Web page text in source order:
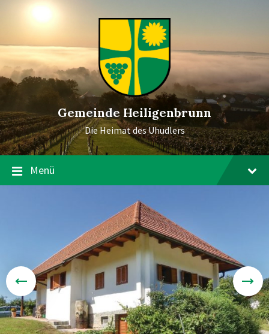
Gemeinde Heiligenbrunn
Die Heimat des Uhudlers
Menü